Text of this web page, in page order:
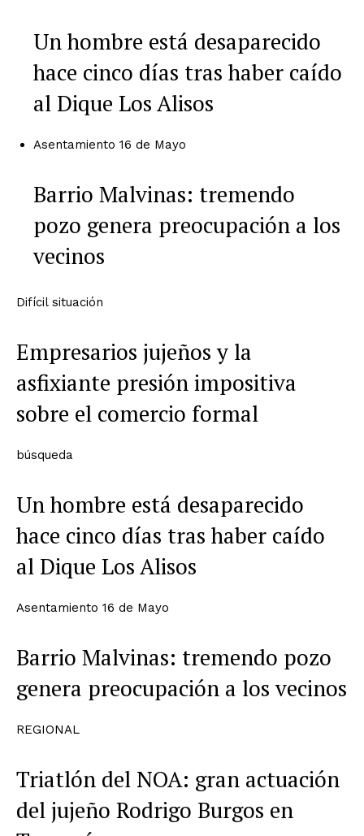
Un hombre está desaparecido
hace cinco días tras haber caído
al Dique Los Alisos
Asentamiento 16 de Mayo
Barrio Malvinas: tremendo
pozo genera preocupación a los
vecinos
Difícil situación
Empresarios jujeños y la
asfixiante presión impositiva
sobre el comercio formal
búsqueda
Un hombre está desaparecido
hace cinco días tras haber caído
al Dique Los Alisos
Asentamiento 16 de Mayo
Barrio Malvinas: tremendo pozo
genera preocupación a los vecinos
REGIONAL
Triatlón del NOA: gran actuación
del jujeño Rodrigo Burgos en